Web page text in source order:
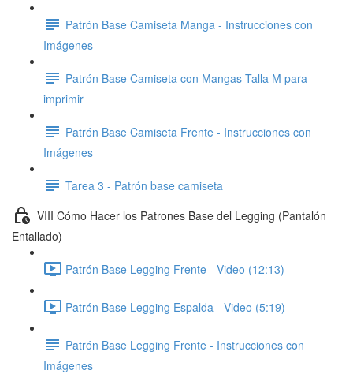
Patrón Base Camiseta Manga - Instrucciones con
Imágenes
Patrón Base Camiseta con Mangas Talla M para
imprimir
Patrón Base Camiseta Frente - Instrucciones con
Imágenes
Tarea 3 - Patrón base camiseta
VIII Cómo Hacer los Patrones Base del Legging (Pantalón
Entallado)
Patrón Base Legging Frente - Video (12:13)
Patrón Base Legging Espalda - Video (5:19)
Patrón Base Legging Frente - Instrucciones con
Imágenes